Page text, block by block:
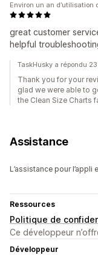
great customer
helpful
Environ un an d’utilisation
TaskHusky a répondu
Thank you for your
glad we were able to
the Clean Size Charts
Assistance
L’assistance pour
Ressources
Politique de
Ce développeur
Développeur